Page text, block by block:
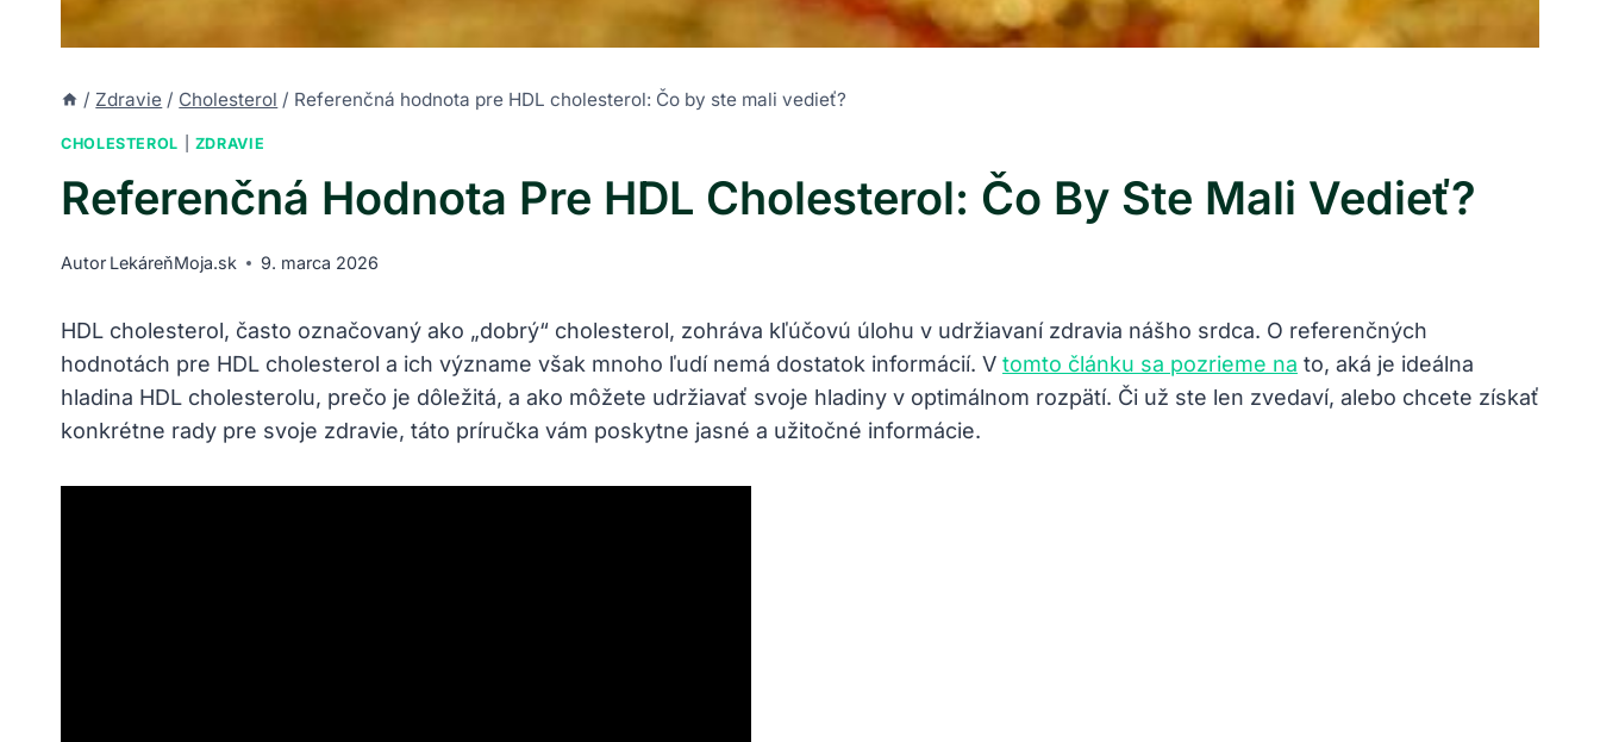
/ Zdravie / Cholesterol / Referenčná hodnota pre HDL cholesterol: Čo by ste mali vedieť?
CHOLESTEROL ZDRAVIE
Referenčná Hodnota Pre HDL Cholesterol: Čo By Ste Mali Vedieť?
Autor LekáreňMoja.sk 9. marca 2026
HDL cholesterol, často označovaný ako „dobrý“ cholesterol, zohráva kľúčovú úlohu v udržiavaní zdravia nášho srdca. O referenčných
hodnotách pre HDL cholesterol a ich význame však mnoho ľudí nemá dostatok informácií. V tomto článku sa pozrieme na to, aká je ideálna
hladina HDL cholesterolu, prečo je dôležitá, a ako môžete udržiavať svoje hladiny v optimálnom rozpätí. Či už ste len zvedaví, alebo chcete získať
konkrétne rady pre svoje zdravie, táto príručka vám poskytne jasné a užitočné informácie.